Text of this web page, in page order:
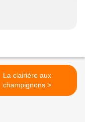
La clairière aux
champignons >